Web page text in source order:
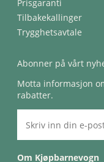
Prisgaranti
Tilbakekallinger
Trygghetsavtale
Abonner på vårt
Motta informasjon
rabatter.
Om Kjøpbarnevogn